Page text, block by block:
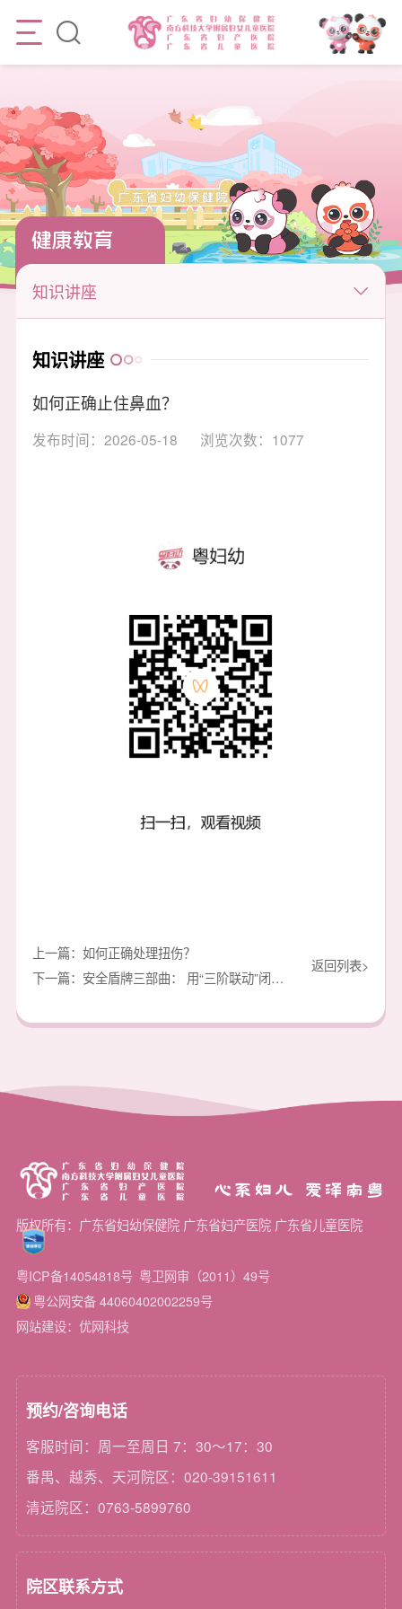
知识讲座
健康教育
知识讲座
如何正确止住鼻血？
发布时间：2026-05-18 浏览次数：1077
上一篇：如何正确处理扭伤？
下一篇：安全盾牌三部曲： 用“三阶联动”闭环铸就特需儿童接种信任
返回列表>
心系妇儿 爱泽南粤
版权所有：广东省妇幼保健院 广东省妇产医院 广东省儿童医院
粤ICP备14054818号 粤卫网审（2011）49号
粤公网安备 44060402002259号
网站建设：优网科技
预约/咨询电话
客服时间：周一至周日 7：30～17：30
番禺、越秀、天河院区：020-39151611
清远院区：0763-5899760
院区联系方式